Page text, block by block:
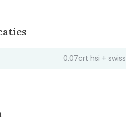
0.07crt hsi +